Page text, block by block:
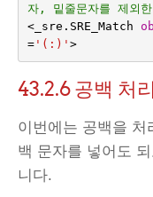
자, 밑줄문자를 제외
<_sre . SRE_Match
='(:)' >
43.2.6공백 처
이번에는 공백을 처
백 문자를 넣어도
니다.